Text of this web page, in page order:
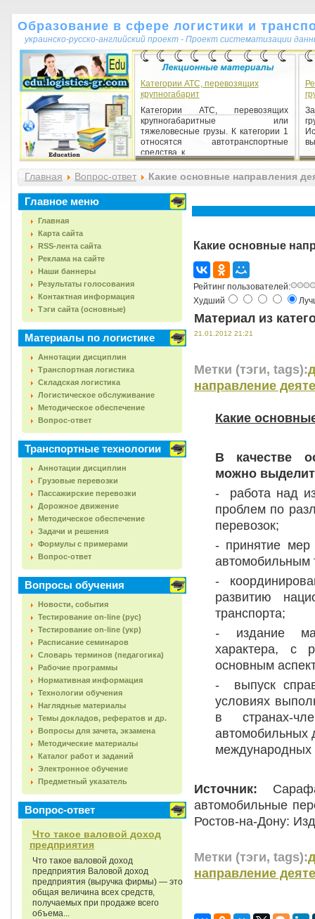
Образование в сфере логистики и
украинско-русско-английский проект - Проект систематизации
Категории АТС, перевозящих
крупногабарит
Категории АТС, перевозящих
крупногабаритные или
тяжеловесные грузы. К категории 1
относятся автотранспортные
средства, к...
Главная Вопрос-ответ Какие основные направления
Главное меню
Главная
Карта сайта
RSS-лента сайта
Реклама на сайте
Наши баннеры
Результаты голосования
Контактная информация
Тэги сайта (основные)
Материалы по логистике
Аннотации дисциплин
Транспортная логистика
Складская логистика
Логистическое обслуживание
Методическое обеспечение
Вопрос-ответ
Транспортные технологии
Аннотации дисциплин
Грузовые перевозки
Пассажирские перевозки
Дорожное движение
Методическое обеспечение
Задачи и решения
Формулы с примерами
Вопрос-ответ
Вопросы обучения
Новости, события
Тестирование on-line (рус)
Тестирование on-line (укр)
Расписание семинаров
Словарь терминов (педагогика)
Рабочие программы
Нормативная информация
Технологии обучения
Наглядные материалы
Темы докладов, рефератов и др.
Вопросы для зачета, экзамена
Методические материалы
Каталог работ и заданий
Электронное обучение
Предметный указатель
Вопрос-ответ
Что такое валовой доход
предприятия
Что такое валовой доход
предприятия Валовой доход
предприятия (выручка фирмы) — это
общая величина всех средств,
получаемых при продаже всего
объема...
Какие основные
Рейтинг пользователей:
Худший
Материал из
21.01.2012 21:21
Метки (тэги, tags):
направление
Какие
В качестве
можно
- работа над
проблем по
перевозок;
- принятие
автомобильным
-
развитию
транспорта;
- издание
характера, с
основным
- выпуск
условиях
в странах-
автомобильных
международных
Источник:
автомобильные
Ростов-на-Дону:
Метки (тэги, tags):
направление